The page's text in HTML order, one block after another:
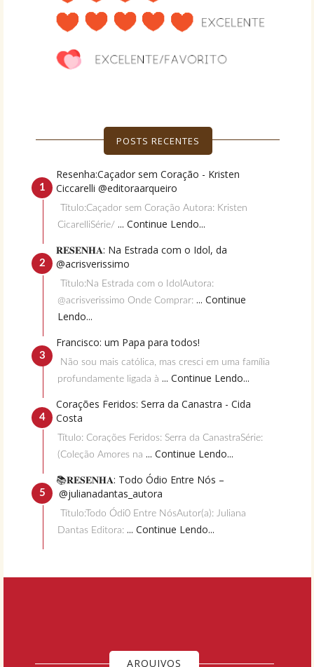
POSTS RECENTES
Resenha:Caçador sem Coração - Kristen
Ciccarelli @editoraarqueiro
Título:Caçador sem Coração Autora: Kristen
CicarelliSérie/ ... Continue Lendo...
𝐑𝐄𝐒𝐄𝐍𝐇𝐀: Na Estrada com o Idol, da
@acrisverissimo
Título:Na Estrada com o IdolAutora:
@acrisverissimo Onde Comprar: ... Continue
Lendo...
Francisco: um Papa para todos!
Não sou mais católica, mas cresci em uma família
profundamente ligada à ... Continue Lendo...
Corações Feridos: Serra da Canastra - Cida
Costa
Título: Corações Feridos: Serra da CanastraSérie:
(Coleção Amores na ... Continue Lendo...
📚𝐑𝐄𝐒𝐄𝐍𝐇𝐀: Todo Ódio Entre Nós –
@julianadantas_autora
Título:Todo Ódi0 Entre NósAutor(a): Juliana
Dantas Editora: ... Continue Lendo...
ARQUIVOS